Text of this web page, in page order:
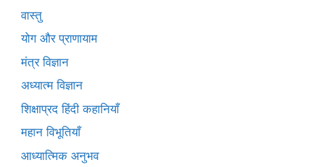
वास्तु
योग और प्राणायाम
मंत्र विज्ञान
अध्यात्म विज्ञान
शिक्षाप्रद हिंदी कहानियाँ
महान विभूतियाँ
आध्यात्मिक अनुभव